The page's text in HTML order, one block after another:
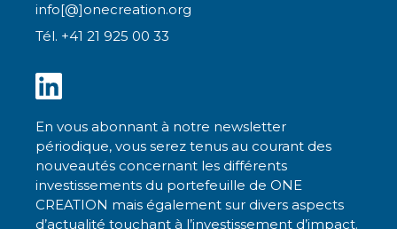
info[@]onecreation.org
Tél. +41 21 925 00 33
En vous abonnant à notre newsletter
périodique, vous serez tenus au courant des
nouveautés concernant les différents
investissements du portefeuille de ONE
CREATION mais également sur divers aspects
d’actualité touchant à l’investissement d’impact.